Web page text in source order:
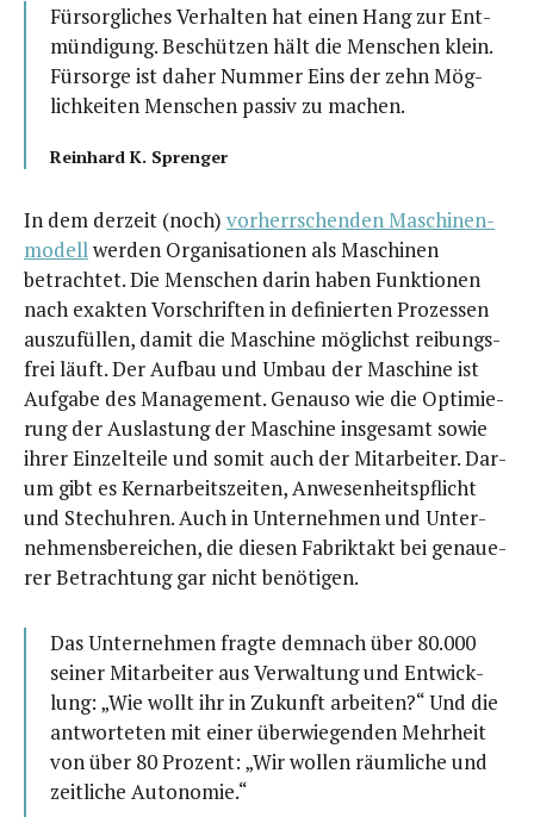
Für­sorg­li­ches Ver­hal­ten hat einen Hang zur Ent­
mün­di­gung. Beschüt­zen hält die Men­schen klein.
Für­sor­ge ist daher Num­mer Eins der zehn Mög­
lich­kei­ten Men­schen pas­siv zu machen.
Rein­hard K. Sprenger
In dem der­zeit (noch) vor­herr­schen­den Maschi­nen­
mo­dellwer­den Orga­ni­sa­tio­nen als Maschi­nen
betrach­tet. Die Men­schen dar­in haben Funk­tio­nen
nach exak­ten Vor­schrif­ten in defi­nier­ten Pro­zes­sen
aus­zu­fül­len, damit die Maschi­ne mög­lichst rei­bungs­
frei läuft. Der Auf­bau und Umbau der Maschi­ne ist
Auf­ga­be des Manage­ment. Genau­so wie die Opti­mie­
rung der Aus­las­tung der Maschi­ne ins­ge­samt sowie
ihrer Ein­zel­tei­le und somit auch der Mit­ar­bei­ter. Dar­
um gibt es Kern­ar­beits­zei­ten, Anwe­sen­heits­pflicht
und Stech­uh­ren. Auch in Unter­neh­men und Unter­
neh­mens­be­rei­chen, die die­sen Fabrik­takt bei genaue­
rer Betrach­tung gar nicht benötigen.
Das Unter­neh­men frag­te dem­nach über 80.000
sei­ner Mit­ar­bei­ter aus Ver­wal­tung und Ent­wick­
lung: „Wie wollt ihr in Zukunft arbei­ten?“ Und die
ant­wor­te­ten mit einer über­wie­gen­den Mehr­heit
von über 80 Pro­zent: „Wir wol­len räum­li­che und
zeit­li­che Autonomie.“